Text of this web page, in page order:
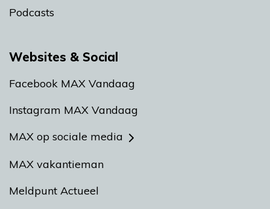
Podcasts
Websites & Social
Facebook MAX Vandaag
Instagram MAX Vandaag
MAX op sociale media
MAX vakantieman
Meldpunt Actueel